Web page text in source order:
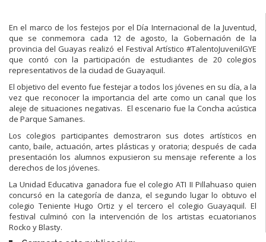
En el marco de los festejos por el Día Internacional de la Juventud,
que se conmemora cada 12 de agosto, la Gobernación de la
provincia del Guayas realizó el Festival Artístico #TalentoJuvenilGYE
que contó con la participación de estudiantes de 20 colegios
representativos de la ciudad de Guayaquil.
El objetivo del evento fue festejar a todos los jóvenes en su día, a la
vez que reconocer la importancia del arte como un canal que los
aleje de situaciones negativas. El escenario fue la Concha acústica
de Parque Samanes.
Los colegios participantes demostraron sus dotes artísticos en
canto, baile, actuación, artes plásticas y oratoria; después de cada
presentación los alumnos expusieron su mensaje referente a los
derechos de los jóvenes.
La Unidad Educativa ganadora fue el colegio ATI II Pillahuaso quien
concursó en la categoría de danza, el segundo lugar lo obtuvo el
colegio Teniente Hugo Ortiz y el tercero el colegio Guayaquil. El
festival culminó con la intervención de los artistas ecuatorianos
Rocko y Blasty.